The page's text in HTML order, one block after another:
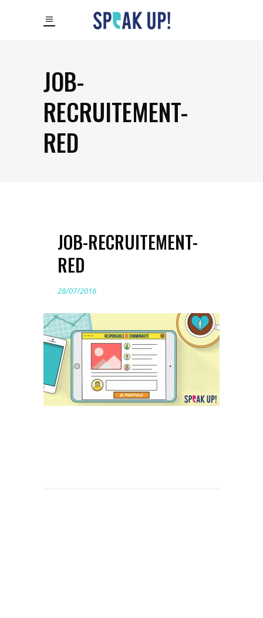
JOB-
RECRUITEMENT-
RED
JOB-RECRUITEMENT-
RED
28/07/2016